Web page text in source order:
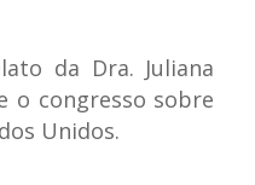
da Dra. Juliana
o congresso sobre
Unidos.